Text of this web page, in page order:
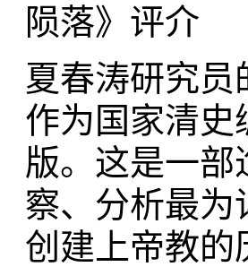
陨落》评介
夏春涛研究员
作为国家清史
版。这是一部
察、分析最为
创建上帝教的